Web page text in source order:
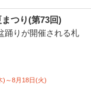
つり(第73回)
踊りが開催される札
)～8月18日(火)